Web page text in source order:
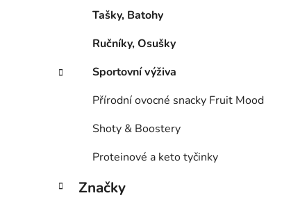
Tašky, Batohy
Ručníky, Osušky
Sportovní výživa
Přírodní ovocné snacky Fruit Mood
Shoty & Boostery
Proteinové a keto tyčinky
Značky